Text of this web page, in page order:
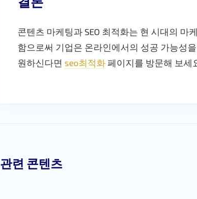
콘텐츠 마케팅과 SEO 최적화는 현 시대의
함으로써 기업은 온라인에서의 성공 가능성
원하신다면 seo최적화페이지를 방문해 보세
관련 콘텐츠